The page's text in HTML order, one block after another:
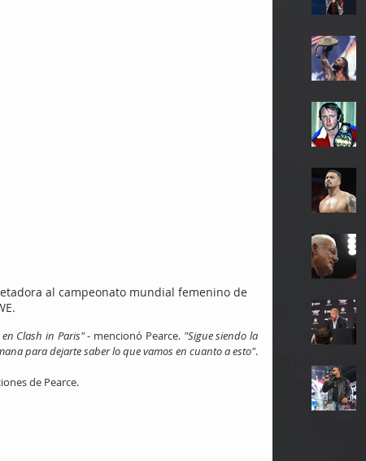
al campeonato mundial femenino de
Clash in Paris" - mencionó Pearce. "Sigue siendo la
para dejarte saber lo que vamos en cuanto a esto".
de Pearce.